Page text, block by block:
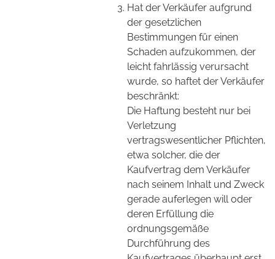
Hat der Verkäufer aufgrund
der gesetzlichen
Bestimmungen für einen
Schaden aufzukommen, der
leicht fahrlässig verursacht
wurde, so haftet der Verkäufer
beschränkt:
Die Haftung besteht nur bei
Verletzung
vertragswesentlicher Pflichten,
etwa solcher, die der
Kaufvertrag dem Verkäufer
nach seinem Inhalt und Zweck
gerade auferlegen will oder
deren Erfüllung die
ordnungsgemäße
Durchführung des